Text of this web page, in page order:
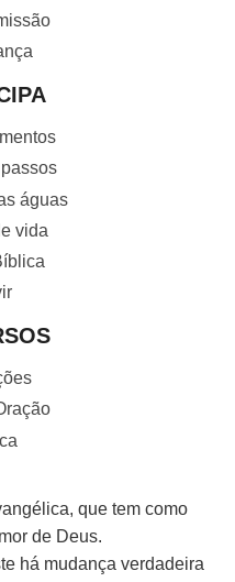
águas
vida
que tem como
de Deus.
há mudança verdadeira